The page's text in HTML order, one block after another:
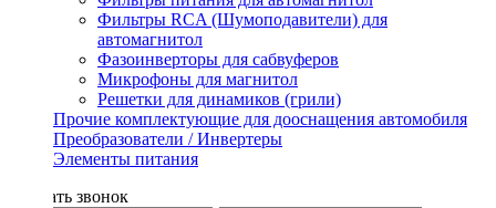
Фильтры RCA (Шумоподавители) для
автомагнитол
Фазоинверторы для сабвуферов
Микрофоны для магнитол
Решетки для динамиков (грили)
Прочие комплектующие для дооснащения автомобиля
Преобразователи / Инвертеры
Элементы питания
Заказать звонок